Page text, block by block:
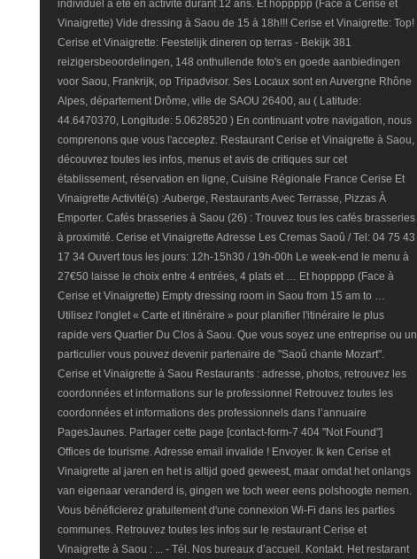
individuel a été en activité durant 12 ans. Et hoppppp (Face à Cerise et
Vinaigrette) Vide dressing à Saou de 15 à 18h!!! Cerise et Vinaigrette: Top!
Cerise et Vinaigrette: Feestelijk dineren op terras - Bekijk 381
reizigersbeoordelingen, 148 onthullende foto's en goede aanbiedingen
voor Saou, Frankrijk, op Tripadvisor. Ses Locaux sont en Auvergne Rhône
Alpes, département Drôme, ville de SAOU 26400, au ( Latitude:
44.6470370, Longitude: 5.0628520 ) En continuant votre navigation, nous
comprenons que vous l'acceptez. Restaurant Cerise et Vinaigrette à Saou,
découvrez toutes les infos, menus et avis de critiques sur cet
établissement, réservation en ligne, Cuisine Régionale France Cerise Et
Vinaigrette Activité(s) :Auberge, Restaurants Avec Terrasse, Pizzas À
Emporter. Cafés brasseries à Saou (26) : Trouvez tous les cafés brasseries
à proximité. Cerise et Vinaigrette Adresse Les Cremas Saoû / Tel: 04 75 43
17 34 Ouvert tous les jours: 12h-15h30 / 19h-00h Le week-end le menu à
27€50 laisse le choix entre 4 entrées, 4 plats et … Et hoppppp (Face à
Cerise et Vinaigrette) Empty dressing room in Saou from 15 am to …
Utilisez l'onglet « Carte et itinéraire » pour planifier l'itinéraire le plus
rapide vers Quartier Du Clos à Saou. Que vous soyez une entreprise ou un
particulier vous pouvez devenir partenaire de "Saoû chante Mozart".
Cerise et Vinaigrette à Saou Restaurants : adresse, photos, retrouvez les
coordonnées et informations sur le professionnel Retrouvez toutes les
coordonnées et informations des professionnels dans l’annuaire
PagesJaunes. Partager cette page [contact-form-7 404 "Not Found"]
Offices de tourisme. Adresse email invalide ! Envoyer. Ik ken Cerise et
Vinaigrette al jaren en het is altijd goed geweest, maar omdat het onlangs
van eigenaar veranderd is, gingen we toch weer eens polshoogte nemen.
Vous bénéficierez gratuitement d'une connexion Wi-Fi dans les parties
communes. Retrouvez toutes les infos sur le restaurant Cerise et
Vinaigrette à Saou : ... - Tél. Nos bureaux d’accueil. Kontakt. Het restarant